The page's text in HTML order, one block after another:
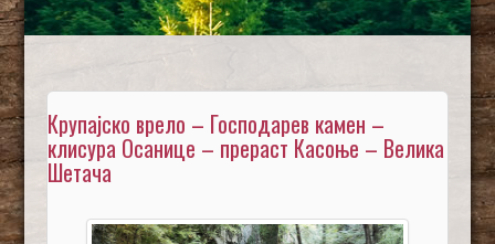
Крупајско врело – Господарев камен –
клисура Осанице – прераст Касоње – Велика
Шетача